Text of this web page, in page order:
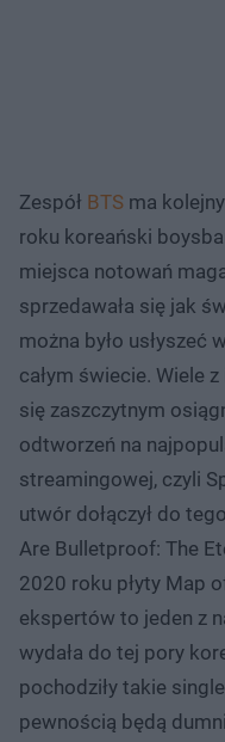
Zespół BTS ma
roku koreański
miejsca notowań
sprzedawała się jak
można było usłyszeć
całym świecie. Wiele
się zaszczytnym
odtworzeń na
streamingowej, czyli
utwór dołączył do
Are Bulletproof: The
2020 roku płyty Map
ekspertów to jeden z
wydała do tej pory
pochodziły takie
pewnością będą